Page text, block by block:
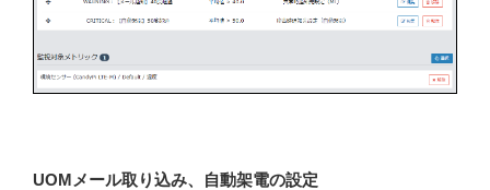
UOMメール取り込み、自動架電の設定